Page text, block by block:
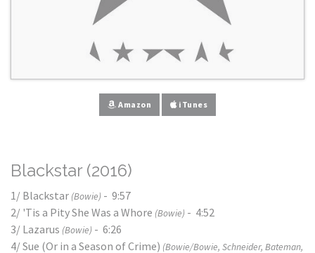
Amazon iTunes
Blackstar (2016)
1/ Blackstar (Bowie) - 9:57
2/ 'Tis a Pity She Was a Whore (Bowie) - 4:52
3/ Lazarus (Bowie) - 6:26
4/ Sue (Or in a Season of Crime) (Bowie/Bowie, Schneider, Bateman,